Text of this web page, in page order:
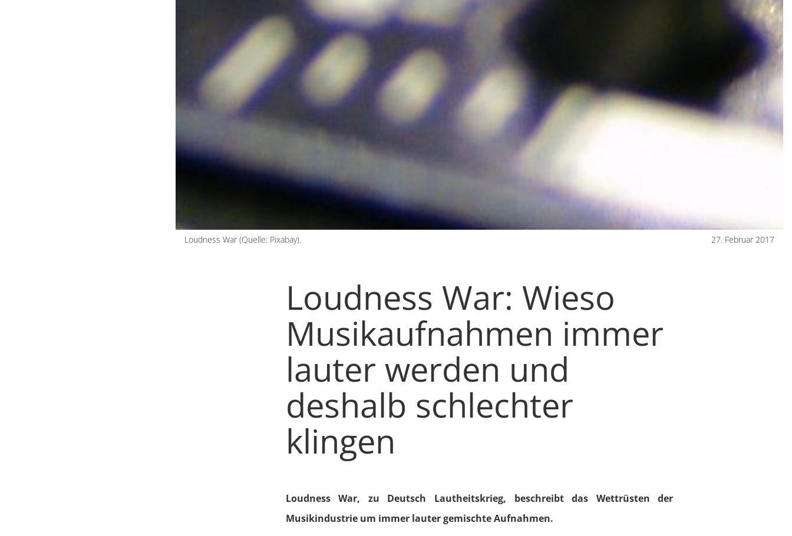
Loudness War (Quelle: Pixabay). 27. Februar 2017
Loudness War: Wieso
Musikaufnahmen immer
lauter werden und
deshalb schlechter
klingen
Loudness War, zu Deutsch Lautheitskrieg, beschreibt das Wettrüsten der
Musikindustrie um immer lauter gemischte Aufnahmen.